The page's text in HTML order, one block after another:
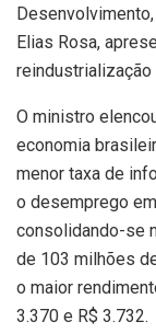
Elias Rosa,
reindustrialização
O ministro
economia
menor taxa de
o desemprego
consolidando-se
de 103 milhões
o maior
3.370 e R$ 3.732.